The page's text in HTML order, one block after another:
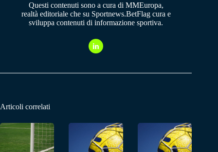
Questi contenuti sono a cura di MMEuropa,
realtà editoriale che su Sportnews.BetFlag cura e
sviluppa contenuti di informazione sportiva.
Articoli correlati